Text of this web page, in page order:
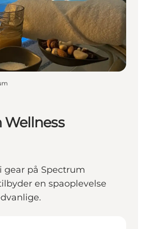
tur
Card
gear på Spectrum
en spaoplevelse